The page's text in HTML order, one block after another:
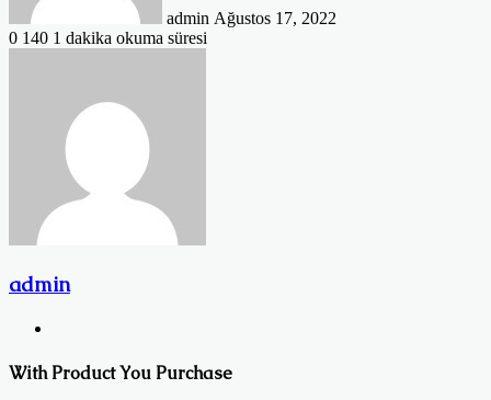
admin Ağustos 17, 2022
0 140 1 dakika okuma süresi
admin
With Product You Purchase